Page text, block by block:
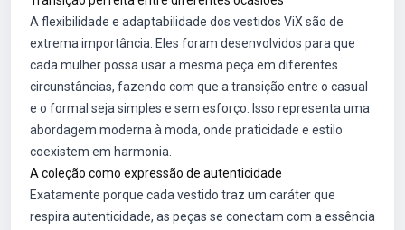
A flexibilidade e adaptabilidade dos vestidos ViX são de
extrema importância. Eles foram desenvolvidos para que
cada mulher possa usar a mesma peça em diferentes
circunstâncias, fazendo com que a transição entre o casual
e o formal seja simples e sem esforço. Isso representa uma
abordagem moderna à moda, onde praticidade e estilo
coexistem em harmonia.
A coleção como expressão de autenticidade
Exatamente porque cada vestido traz um caráter que
respira autenticidade, as peças se conectam com a essência